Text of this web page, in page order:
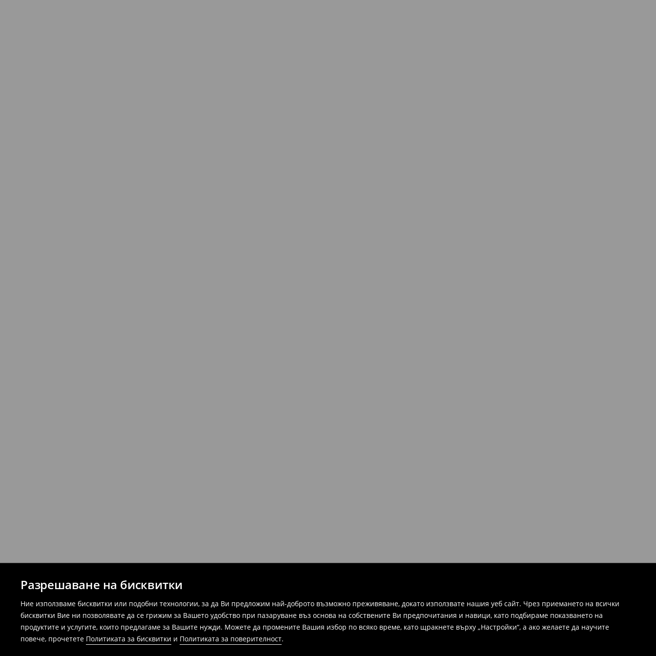
Разрешаване на бисквитки
Ние използваме бисквитки или подобни технологии, за да Ви предложим най-доброто възможно преживяване, докато използвате нашия уеб сайт. Чрез приемането на всички
бисквитки Вие ни позволявате да се грижим за Вашето удобство при пазаруване въз основа на собствените Ви предпочитания и навици, като подбираме показването на
продуктите и услугите, които предлагаме за Вашите нужди. Можете да промените Вашия избор по всяко време, като щракнете върху „Настройки“, а ако желаете да научите
повече, прочетете Политиката за бисквитки и Политиката за поверителност.